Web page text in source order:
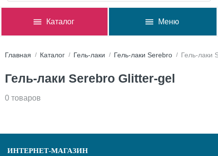
Каталог Меню
Главная Каталог Гель-лаки Гель-лаки Serebro Гель-лаки
Гель-лаки Serebro Glitter-gel
0 товаров
ИНТЕРНЕТ-МАГАЗИН